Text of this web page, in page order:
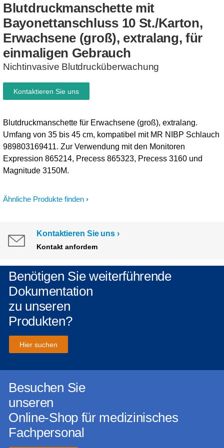
Blutdruckmanschette mit
Bayonettanschluss 10 St./Karton,
Erwachsene (groß), extralang, für
einmaligen Gebrauch
Nichtinvasive Blutdrucküberwachung
Ähnliche Produkte finden
Blutdruckmanschette für Erwachsene (groß), extralang.
Umfang von 35 bis 45 cm, kompatibel mit MR NIBP Schlauch
989803169411. Zur Verwendung mit den Monitoren
Expression 865214, Precess 865323, Precess 3160 und
Magnitude 3150M.
Kontaktieren Sie uns
Kontaktieren Sie uns
Kontakt anfordern
Benötigen Sie weiterführende
Dokumentation
zu unseren
Produkten?
Hier suchen
Besuchen Sie
unseren
Online-Shop für medizinisches
Fachpersonal